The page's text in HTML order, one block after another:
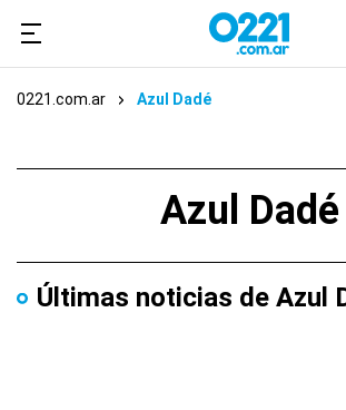
0221.com.ar Azul Dadé
Azul Dadé
Últimas noticias de Azul